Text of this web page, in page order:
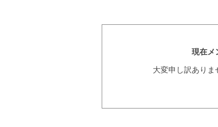
現在メ
大変申し訳あり